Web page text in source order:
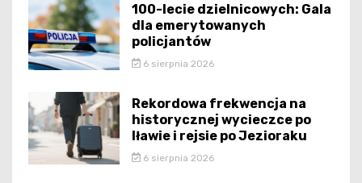
100-lecie dzielnicowych: Gala
dla emerytowanych
policjantów
6 sierpnia 2026
Rekordowa frekwencja na
historycznej wycieczce po
Iławie i rejsie po Jezioraku
6 sierpnia 2026